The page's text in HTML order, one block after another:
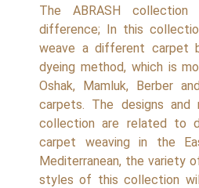
The ABRASH
difference; In this
weave a different carpet
dyeing method, which is
Oshak, Mamluk, Berber
carpets. The designs
collection are related to
carpet weaving in the
Mediterranean, the variety
styles of this collection